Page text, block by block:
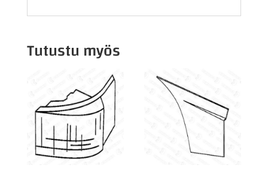
Tutustu myös